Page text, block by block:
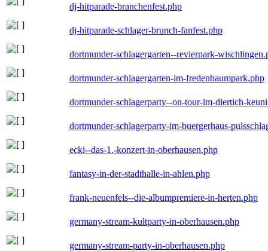
dj-hitparade-branchenfest.php
dj-hitparade-schlager-brunch-fanfest.php
dortmunder-schlagergarten--revierpark-
dortmunder-schlagergarten-im-fredenbaumpark.php
dortmunder-schlagerparty--on-tour-im-diertich-
dortmunder-schlagerparty-im-buergerhaus-
ecki--das-1.-konzert-in-oberhausen.php
fantasy-in-der-stadthalle-in-ahlen.php
frank-neuenfels--die-albumpremiere-in-herten.php
germany-stream-kultparty-in-oberhausen.php
germany-stream-party-in-oberhausen.php